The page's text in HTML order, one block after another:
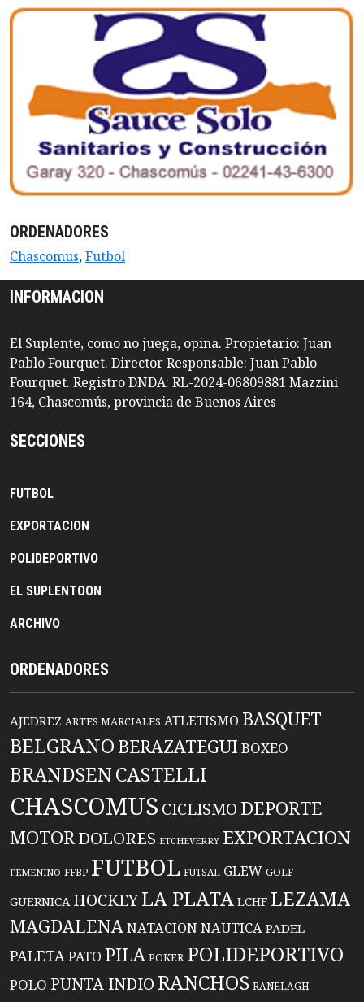
ORDENADORES
Chascomus,Futbol
INFORMACION
El Suplente, como no juega, opina. Propietario: Juan
Pablo Fourquet. Director Responsable: Juan Pablo
Fourquet. Registro DNDA: RL-2024-06809881 Mazzini
164, Chascomús, provincia de Buenos Aires
SECCIONES
FUTBOL
EXPORTACION
POLIDEPORTIVO
EL SUPLENTOON
ARCHIVO
ORDENADORES
AJEDREZ ARTES MARCIALES ATLETISMO BASQUET
BELGRANO BERAZATEGUIBOXEO
BRANDSENCASTELLI
CHASCOMUS CICLISMO DEPORTE
MOTORDOLORES ETCHEVERRY EXPORTACION
FEMENINO FFBP FUTBOL FUTSAL GLEW GOLF
GUERNICA HOCKEYLA PLATA LCHF LEZAMA
MAGDALENANATACIONNAUTICA PADEL
PALETAPATO PILA POKER POLIDEPORTIVO
POLO PUNTA INDIO RANCHOS RANELAGH